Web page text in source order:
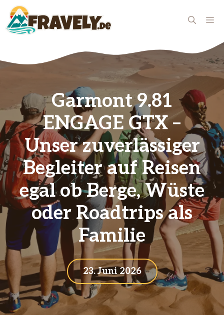
Zum
Inhalt
springen
Garmont 9.81
ENGAGE GTX –
Unser zuverlässiger
Begleiter auf Reisen
egal ob Berge, Wüste
oder Roadtrips als
Familie
23. Juni 2026